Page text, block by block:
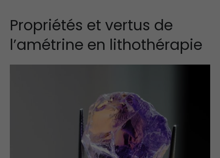
Propriétés et vertus de
l’amétrine en lithothérapie